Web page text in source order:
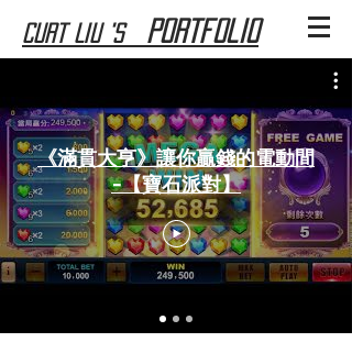
Curt Liu 's Portfolio
《滿貫大亨》讓你贏錢的電動間
-【寶石派對】